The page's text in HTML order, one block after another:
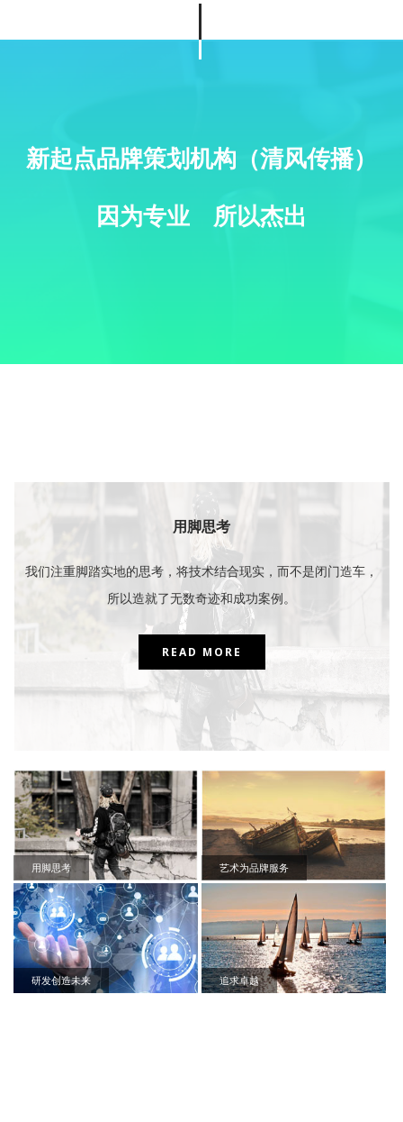
新起点品牌策划机构（清风传播）
因为专业 所以杰出
用脚思考
我们注重脚踏实地的思考，将技术结合现实，而不是闭门造车，
所以造就了无数奇迹和成功案例。
READ MORE
用脚思考 艺术为品牌服务
研发创造未来 追求卓越